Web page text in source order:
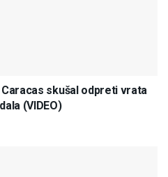
skušal odpreti vrata
(VIDEO)